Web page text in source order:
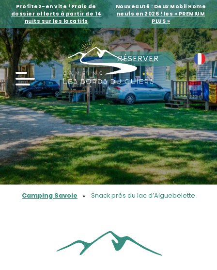
Profitez-en vite ! Frais de
dossier offerts à partir de 14
nuits sur les locatifs
Nouveauté : Deux Mobil Home
neufs en 2026 ! les « PREMIUM
PLUS »
RÉSERVER
Camping Savoie » Snack près du lac d’Aiguebelette